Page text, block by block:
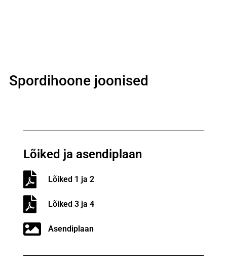
Spordihoone joonised
Lõiked ja asendiplaan
Lõiked 1 ja 2
Lõiked 3 ja 4
Asendiplaan